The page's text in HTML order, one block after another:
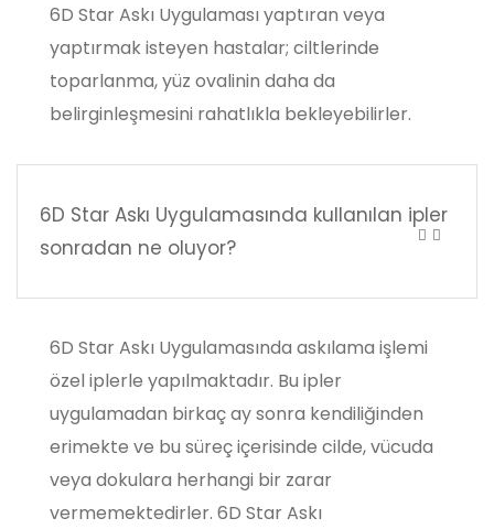
6D Star Askı Uygulaması yaptıran veya
yaptırmak isteyen hastalar; ciltlerinde
toparlanma, yüz ovalinin daha da
belirginleşmesini rahatlıkla bekleyebilirler.
6D Star Askı Uygulamasında kullanılan ipler
sonradan ne oluyor?
6D Star Askı Uygulamasında askılama işlemi
özel iplerle yapılmaktadır. Bu ipler
uygulamadan birkaç ay sonra kendiliğinden
erimekte ve bu süreç içerisinde cilde, vücuda
veya dokulara herhangi bir zarar
vermemektedirler. 6D Star Askı